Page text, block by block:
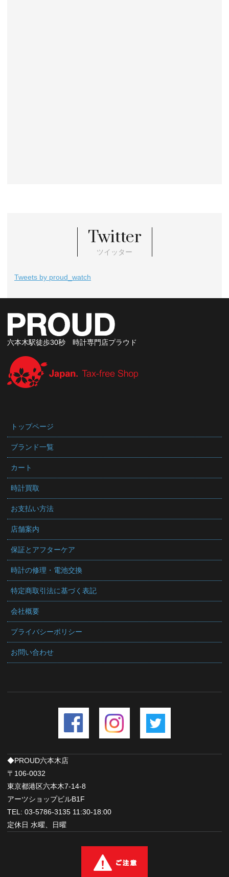
Twitter
ツイッター
Tweets by proud_watch
六本木駅徒歩30秒 時計専門店プラウド
トップページ
ブランド一覧
カート
時計買取
お支払い方法
店舗案内
保証とアフターケア
時計の修理・電池交換
特定商取引法に基づく表記
会社概要
プライバシーポリシー
お問い合わせ
◆PROUD六本木店
〒106-0032
東京都港区六本木7-14-8
アーツショップビルB1F
TEL: 03-5786-3135 11:30-18:00
定休日 水曜、日曜